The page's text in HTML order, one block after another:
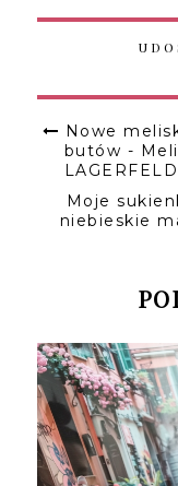
Nowe
butów -
Moje
niebieskie